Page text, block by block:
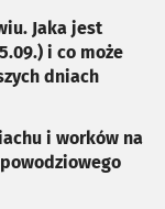
Jaka jest
i co może
dniach
i worków na